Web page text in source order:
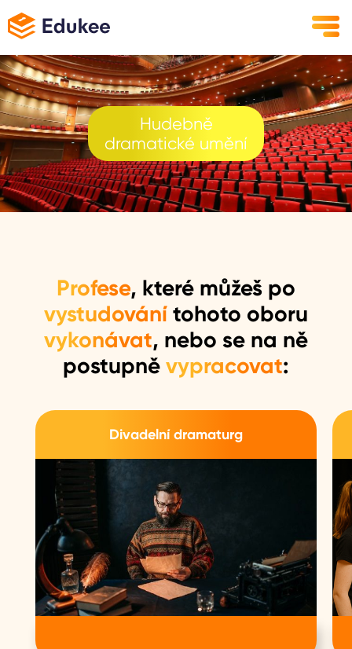
Hudebně
dramatické umění
Profese, které můžeš po
vystudování tohoto oboru
vykonávat, nebo se na ně
postupně vypracovat:
Divadelní dramaturg